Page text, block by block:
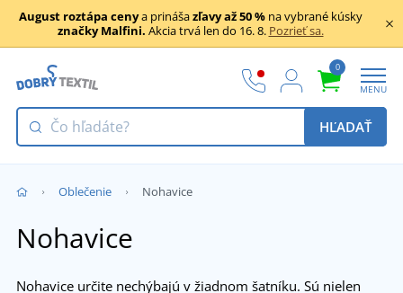
August roztápa cenya prinášazľavy až 50 %na vybrané kúsky
značky Malfini. Akcia trvá len do 16. 8. Pozrieť sa.
0
MENU
HĽADAŤ
Oblečenie Nohavice
Nohavice
Nohavice určite nechýbajú v žiadnom šatníku. Sú nielen